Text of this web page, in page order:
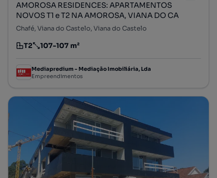
AMOROSA RESIDENCES: APARTAMENTOS
NOVOS T1 e T2 NA AMOROSA, VIANA DO CA
Chafé, Viana do Castelo, Viana do Castelo
Tipologia
T2
Preço por metro quadrado
107-107 m²
Mediapredium - Mediação Imobiliária, Lda
Empreendimentos